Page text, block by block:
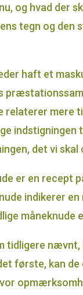
og hvad der
tegn og den
haft et
relaterer mere
det vi skal
er en
indikerer
måneknude
tidligere
første, kan de